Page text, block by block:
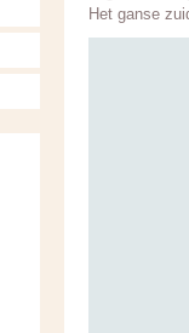
Het ganse